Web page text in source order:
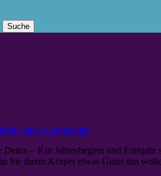
einen Kommentar
– Kur Jahresbeginn und
Sie ihrem Körper etwas Gutes tun